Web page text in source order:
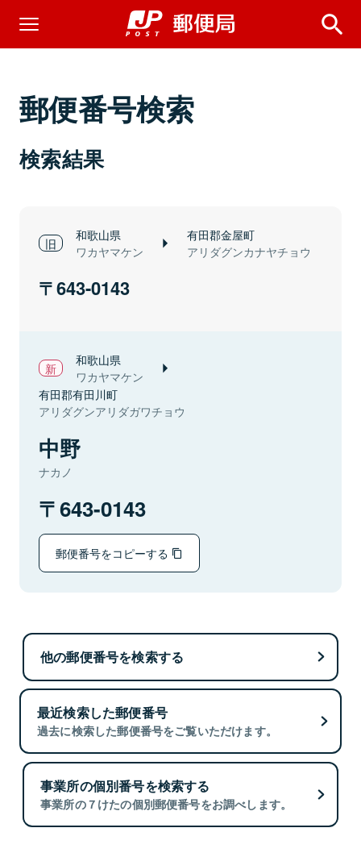
郵便番号検索
検索結果
和歌山県
ワカヤマケン
有田郡金屋町
アリダグンカナヤチョウ
643-0143
和歌山県
ワカヤマケン
有田郡有田川町
アリダグンアリダガワチョウ
中野
ナカノ
643-0143
郵便番号をコピーする
他の郵便番号を検索する
最近検索した郵便番号
過去に検索した郵便番号をご覧いただけます。
事業所の個別番号を検索する
事業所の７けたの個別郵便番号をお調べします。